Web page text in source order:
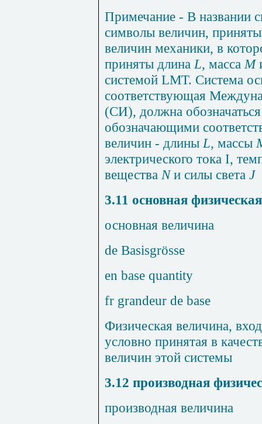
Примечание - В названии
символы величин,
величин механики, в
приняты длинаL, массаМ
системой LMT. Система
соответствующая
(СИ), должна
обозначающими
величин - длиныL, массы
электрического тока I,
вещества Nи силы света J
3.11 основная
основная величина
de Basisgrösse
en base quantity
fr grandeur de base
Физическая величина,
условно принятая в
величин этой системы
3.12 производная
производная величина